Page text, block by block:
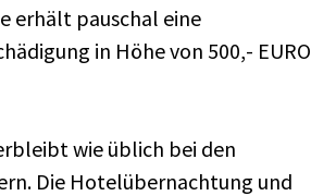
erhält pauschal eine
in Höhe von 500,- EURO
wie üblich bei den
Die Hotelübernachtung und